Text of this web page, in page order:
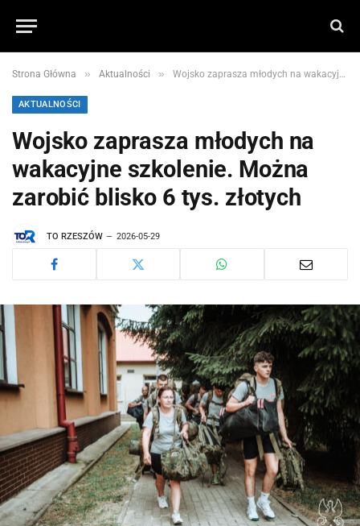
Strona Główna » Aktualności » Wojsko zaprasza młodych na wakacyjne szkolenie. Można zarobić blisko 6 tys. złotych
AKTUALNOŚCI
Wojsko zaprasza młodych na
wakacyjne szkolenie. Można
zarobić blisko 6 tys. złotych
TO RZESZÓW 2026-05-29